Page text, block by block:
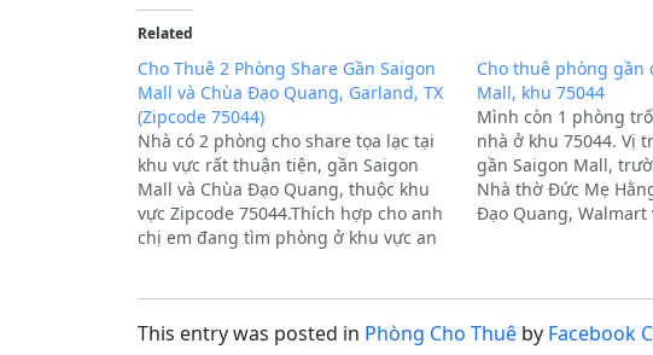
Related
Cho Thuê 2 Phòng Share Gần Saigon
Mall và Chùa Đạo Quang, Garland, TX
(Zipcode 75044)
Nhà có 2 phòng cho share tọa lạc tại
khu vực rất thuận tiện, gần Saigon
Mall và Chùa Đạo Quang, thuộc khu
vực Zipcode 75044.Thích hợp cho anh
chị em đang tìm phòng ở khu vực an
Cho thuê phòng gần
Mall, khu 75044
Mình còn 1 phòng
nhà ở khu 75044. Vị
gần Saigon Mall,
Nhà thờ Đức Mẹ
Đạo Quang, Walmart
This entry was posted in Phòng Cho Thuê by Facebook